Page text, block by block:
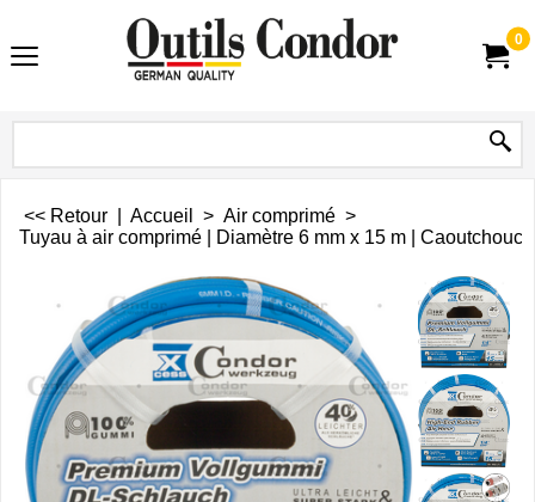
0
<< Retour Accueil > Air comprimé >
Tuyau à air comprimé | Diamètre 6 mm x 15 m |